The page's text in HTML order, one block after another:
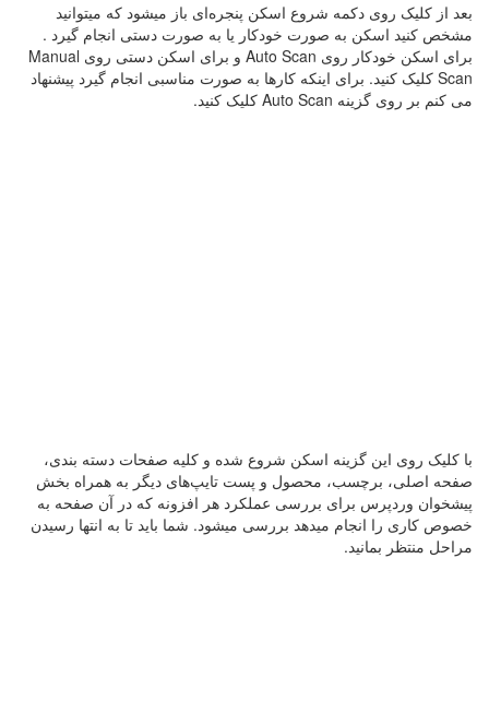
بعد از کلیک روی دکمه شروع اسکن پنجره‌ای باز میشود که میتوانید
مشخص کنید اسکن به صورت خودکار یا به صورت دستی انجام گیرد .
برای اسکن خودکار روی Auto Scan و برای اسکن دستی روی Manual
Scan کلیک کنید. برای اینکه کارها به صورت مناسبی انجام گیرد پیشنهاد
می کنم بر روی گزینه Auto Scan کلیک کنید.
با کلیک روی این گزینه اسکن شروع شده و کلیه صفحات دسته بندی،
صفحه اصلی، برچسب، محصول و پست تایپ‌های دیگر به همراه بخش
پیشخوان وردپرس برای بررسی عملکرد هر افزونه که در آن صفحه به
خصوص کاری را انجام میدهد بررسی میشود. شما باید تا به انتها رسیدن
مراحل منتظر بمانید.